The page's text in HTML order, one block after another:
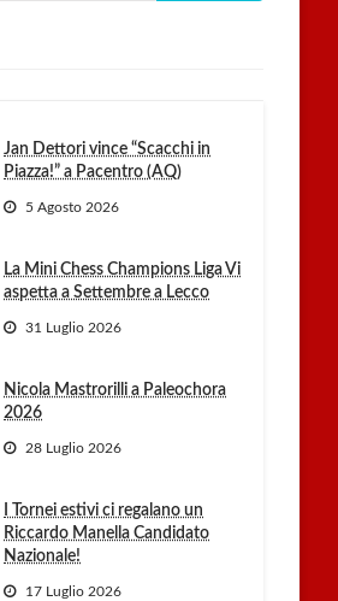
Jan Dettori vince “Scacchi in
Piazza!” a Pacentro (AQ)
5 Agosto 2026
La Mini Chess Champions Liga Vi
aspetta a Settembre a Lecco
31 Luglio 2026
Nicola Mastrorilli a Paleochora
2026
28 Luglio 2026
I Tornei estivi ci regalano un
Riccardo Manella Candidato
Nazionale!
17 Luglio 2026